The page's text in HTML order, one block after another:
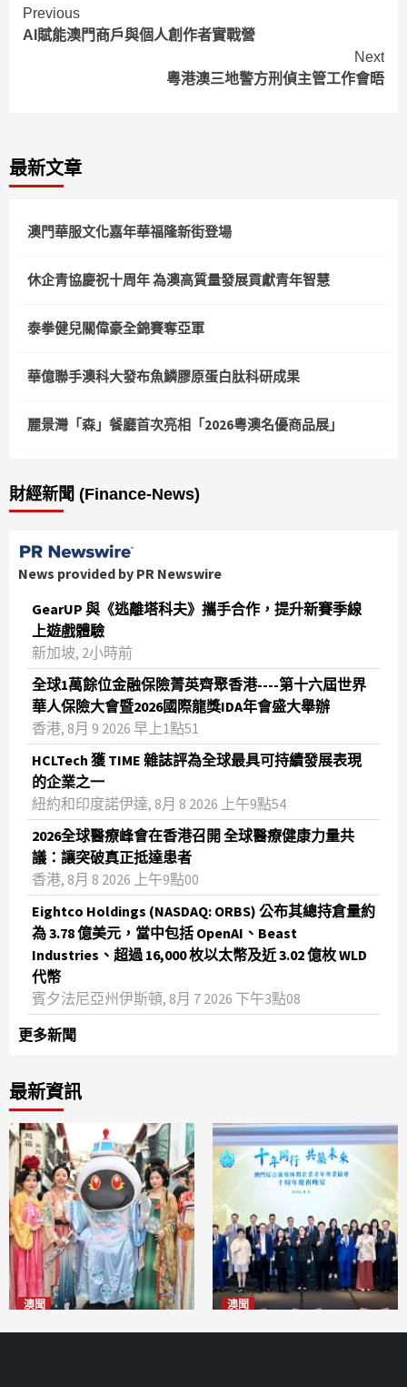
Continue
Reading
Previous
AI賦能澳門商戶與個人創作者實戰營
Next
粵港澳三地警方刑偵主管工作會晤
最新文章
澳門華服文化嘉年華福隆新街登場
休企青協慶祝十周年 為澳高質量發展貢獻青年智慧
泰拳健兒關偉豪全錦賽奪亞軍
華億聯手澳科大發布魚鱗膠原蛋白肽科研成果
麗景灣「森」餐廳首次亮相「2026粵澳名優商品展」
財經新聞 (Finance-News)
News provided by PR Newswire
GearUP 與《逃離塔科夫》攜手合作，提升新賽季線
上遊戲體驗
新加坡, 2小時前
全球1萬餘位金融保險菁英齊聚香港----第十六屆世界
華人保險大會暨2026國際龍獎IDA年會盛大舉辦
香港, 8月 9 2026 早上1點51
HCLTech 獲 TIME 雜誌評為全球最具可持續發展表現
的企業之一
紐約和印度諾伊達, 8月 8 2026 上午9點54
2026全球醫療峰會在香港召開 全球醫療健康力量共
議：讓突破真正抵達患者
香港, 8月 8 2026 上午9點00
Eightco Holdings (NASDAQ: ORBS) 公布其總持倉量約
為 3.78 億美元，當中包括 OpenAI、Beast
Industries、超過 16,000 枚以太幣及近 3.02 億枚 WLD
代幣
賓夕法尼亞州伊斯頓, 8月 7 2026 下午3點08
更多新聞
最新資訊
澳聞 澳聞